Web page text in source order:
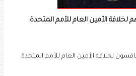
لخلافة الأمين العام للأمم المتحدة